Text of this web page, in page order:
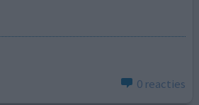
0 reacties